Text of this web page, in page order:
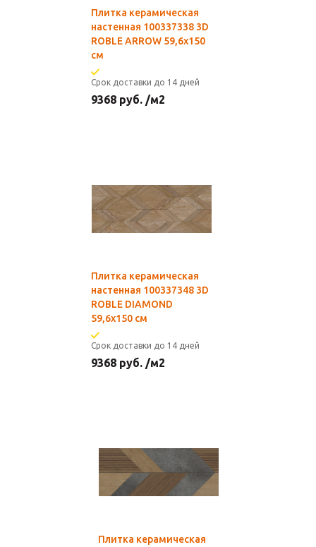
Плитка керамическая
настенная 100337338 3D
ROBLE ARROW 59,6х150
см
Срок доставки до 14 дней
9368 руб. /м2
Плитка керамическая
настенная 100337348 3D
ROBLE DIAMOND
59,6х150 см
Срок доставки до 14 дней
9368 руб. /м2
Плитка керамическая